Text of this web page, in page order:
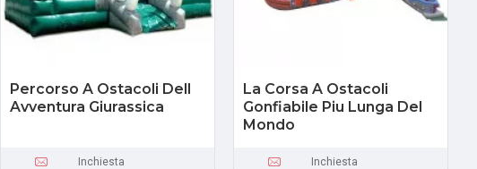
Percorso A Ostacoli Dell
Avventura Giurassica
Inchiesta
La Corsa A Ostacoli
Gonfiabile Piu Lunga Del
Mondo
Inchiesta